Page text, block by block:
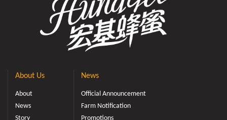
About Us
About
News
Story
News
Official Announcement
Farm Notification
Promotions